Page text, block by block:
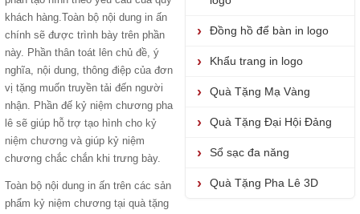
khách hàng.Toàn bộ nội dung in ấn
chính sẽ được trình bày trên phần
này. Phần thân toát lên chủ đề, ý
nghĩa, nội dung, thông điệp của đơn
vị tặng muốn truyền tải đến người
nhận. Phần đế kỷ niệm chương pha
lê sẽ giúp hỗ trợ tạo hình cho kỷ
niệm chương và giúp kỷ niệm
chương chắc chắn khi trưng bày.
Toàn bộ nội dung in ấn trên các sản
phẩm kỷ niệm chương tại quà tặng
Đồng hồ để bàn in logo
Khẩu trang in logo
Quà Tặng Mạ Vàng
Quà Tặng Đại Hội Đảng
Sổ sạc đa năng
Quà Tặng Pha Lê 3D